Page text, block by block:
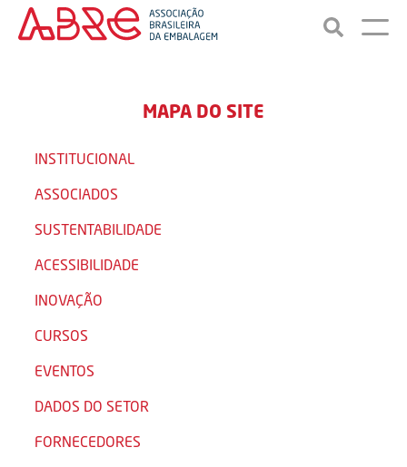
MAPA DO SITE
INSTITUCIONAL
ASSOCIADOS
SUSTENTABILIDADE
ACESSIBILIDADE
INOVAÇÃO
CURSOS
EVENTOS
DADOS DO SETOR
FORNECEDORES